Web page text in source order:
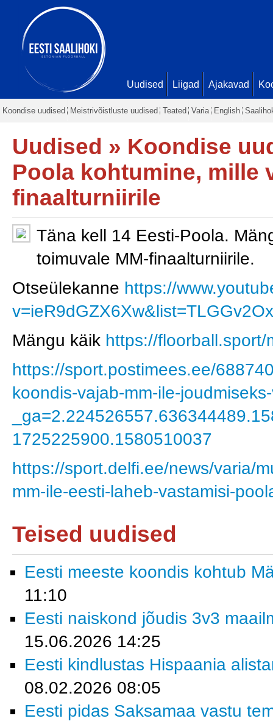
Uudised Liigad Ajakavad
Koondise uudised Meistrivõistluste uudised Teated Varia English
Uudised » Koondise
Poola kohtumine, mille
finaalturniirile
Täna kell 14 Eesti-Poola.
toimuvale MM-finaalturniirile.
Otseülekanne https://
Mängu käik https://
https://sport.postimees.ee/
koondis-vajab-mm-ile-
1725225900.1580510037
https://sport.delfi.ee/news/varia/
mm-ile-eesti-laheb-vastamisi-
Teised uudised
Eesti meeste koondis kohtub
11:10
Eesti naiskond jõudis 3v3
15.06.2026 14:25
Eesti kindlustas Hispaania
08.02.2026 08:05
Eesti pidas Saksamaa vastu